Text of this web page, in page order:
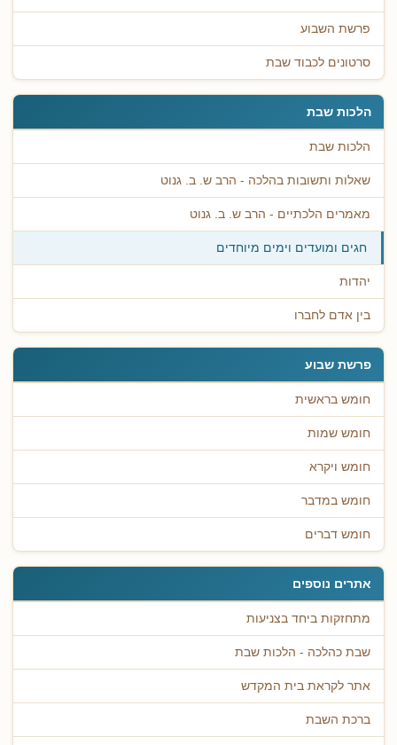
פרשת השבוע
סרטונים לכבוד שבת
הלכות שבת
הלכות שבת
שאלות ותשובות בהלכה - הרב ש. ב. גנוט
מאמרים הלכתיים - הרב ש. ב. גנוט
חגים ומועדים וימים מיוחדים
יהדות
בין אדם לחברו
פרשת שבוע
חומש בראשית
חומש שמות
חומש ויקרא
חומש במדבר
חומש דברים
אתרים נוספים
מתחזקות ביחד בצניעות
שבת כהלכה - הלכות שבת
אתר לקראת בית המקדש
ברכת השבת